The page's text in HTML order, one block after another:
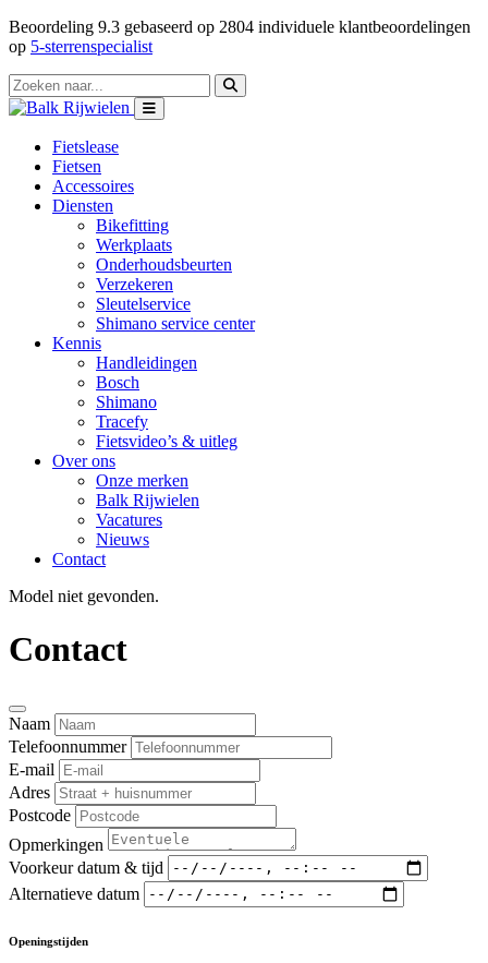
Beoordeling 9.3 gebaseerd op 2804 individuele klantbeoordelingen
op 5-sterrenspecialist
Fietslease
Fietsen
Accessoires
Diensten
Bikefitting
Werkplaats
Onderhoudsbeurten
Verzekeren
Sleutelservice
Shimano service center
Kennis
Handleidingen
Bosch
Shimano
Tracefy
Fietsvideo’s & uitleg
Over ons
Onze merken
Balk Rijwielen
Vacatures
Nieuws
Contact
Model niet gevonden.
Contact
Naam
Telefoonnummer
E-mail
Adres
Postcode
Opmerkingen
Voorkeur datum & tijd
Alternatieve datum
Openingstijden